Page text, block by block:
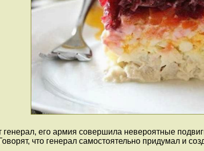
его армия совершила невероятные
что генерал самостоятельно придумал и